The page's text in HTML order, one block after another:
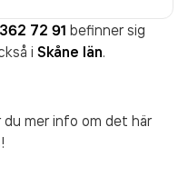
72 91 befinner sig
i Skåne län.
mer info om det här